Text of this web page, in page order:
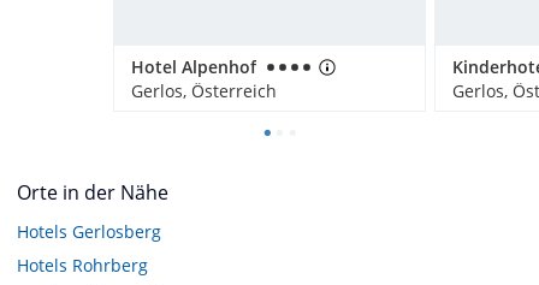
Hotel Alpenhof
Gerlos, Österreich
Gerlos,
Orte in der Nähe
Hotels Gerlosberg
Hotels Rohrberg